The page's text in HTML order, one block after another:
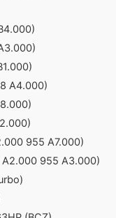
A4.000)
955 A7.000)
A2.000 955 A3.000)